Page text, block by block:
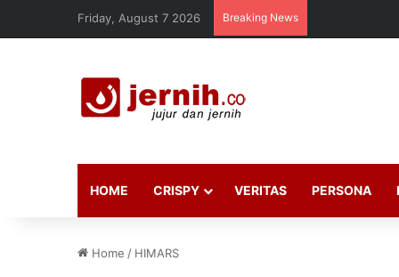
Friday, August 7 2026 Breaking News
HOME CRISPY VERITAS PERSONA
Home / HIMARS